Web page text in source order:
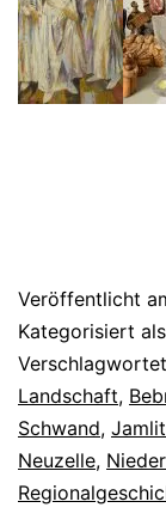
entdeckt
eine
Landschaft
Veröffentlicht
Kategorisiert als
Landschaft,
Schwand,
Neuzelle,